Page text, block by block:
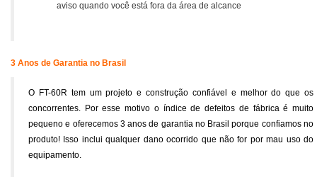
aviso quando você está fora da área de alcance
3 Anos de Garantia no Brasil
O FT-60R tem um projeto e construção confiável e melhor do que os
concorrentes. Por esse motivo o índice de defeitos de fábrica é muito
pequeno e oferecemos 3 anos de garantia no Brasil porque confiamos no
produto! Isso inclui qualquer dano ocorrido que não for por mau uso do
equipamento.